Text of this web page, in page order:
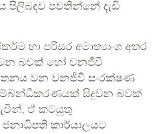
පවතින්නේ දැඩි
හා පරිසර අමාත්‍යාංශ අතර
බවක් හෝ වනජීවී
වන වනජීවී සංරක්ෂණ
සිදුවන බවක්
ඒ කටයුතු
කාර්යාලයට